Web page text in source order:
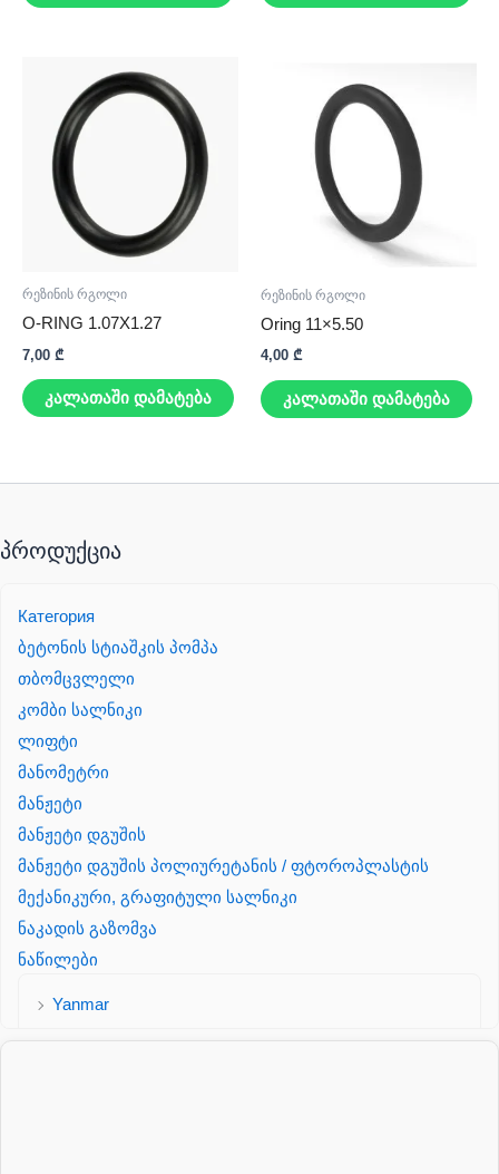
რეზინის რგოლი
O-RING 1.07X1.27
7,00 ₾
კალათაში დამატება
რეზინის რგოლი
Oring 11×5.50
4,00 ₾
კალათაში დამატება
პროდუქცია
Категория
ბეტონის სტიაშკის პომპა
თბომცვლელი
კომბი სალნიკი
ლიფტი
მანომეტრი
მანჟეტი
მანჟეტი დგუშის
მანჟეტი დგუშის პოლიურეტანის / ფტოროპლასტის
მექანიკური, გრაფიტული სალნიკი
ნაკადის გაზომვა
ნაწილები
Yanmar